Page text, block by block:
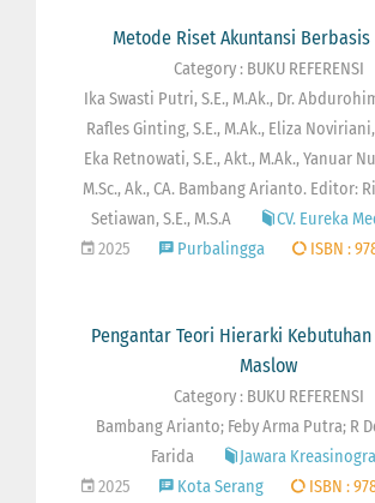
Metode Riset Akuntansi
Category : BUKU REFERENSI
Ika Swasti Putri, S.E., M.Ak., Dr.
Rafles Ginting, S.E., M.Ak., Eliza Noviriani,
Eka Retnowati, S.E., Akt., M.Ak., Yanuar
M.Sc., Ak., CA. Bambang Arianto. Editor:
Setiawan, S.E., M.S.A
CV. Eureka
2025
Purbalingga ISBN :
Pengantar Teori Hierarki
Maslow
Category : BUKU REFERENSI
Bambang Arianto; Feby Arma Putra; R
Farida
Jawara
2025
Kota Serang ISBN :